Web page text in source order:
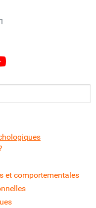
et comportementales